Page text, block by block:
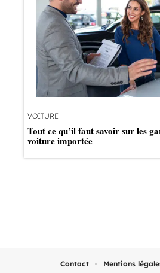
VOITURE
Tout ce qu’il faut savoir sur les
voiture importée
Contact Mentions